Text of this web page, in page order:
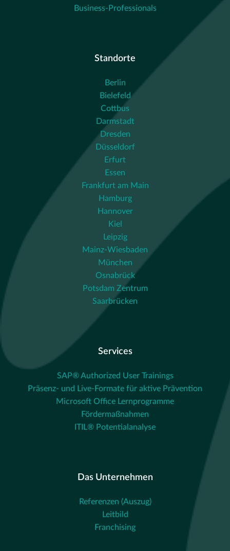
Business-Professionals
Standorte
Berlin
Bielefeld
Cottbus
Darmstadt
Dresden
Düsseldorf
Erfurt
Essen
Frankfurt am Main
Hamburg
Hannover
Kiel
Leipzig
Mainz-Wiesbaden
München
Osnabrück
Potsdam Zentrum
Saarbrücken
Services
SAP® Authorized User Trainings
Präsenz- und Live-Formate für aktive Prävention
Microsoft Office Lernprogramme
Fördermaßnahmen
ITIL® Potentialanalyse
Das Unternehmen
Referenzen (Auszug)
Leitbild
Franchising